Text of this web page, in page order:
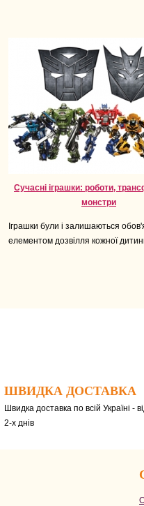
Сучасні іграшки: роботи,
монстри
Іграшки були і залишаються
елементом дозвілля кожної
ШВИДКА ДОСТАВКА
Швидка доставка по всій Україні -
2-х днів